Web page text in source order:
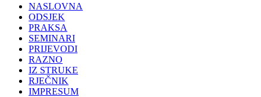
NASLOVNA
ODSJEK
PRAKSA
SEMINARI
PRIJEVODI
RAZNO
IZ STRUKE
RJEČNIK
IMPRESUM